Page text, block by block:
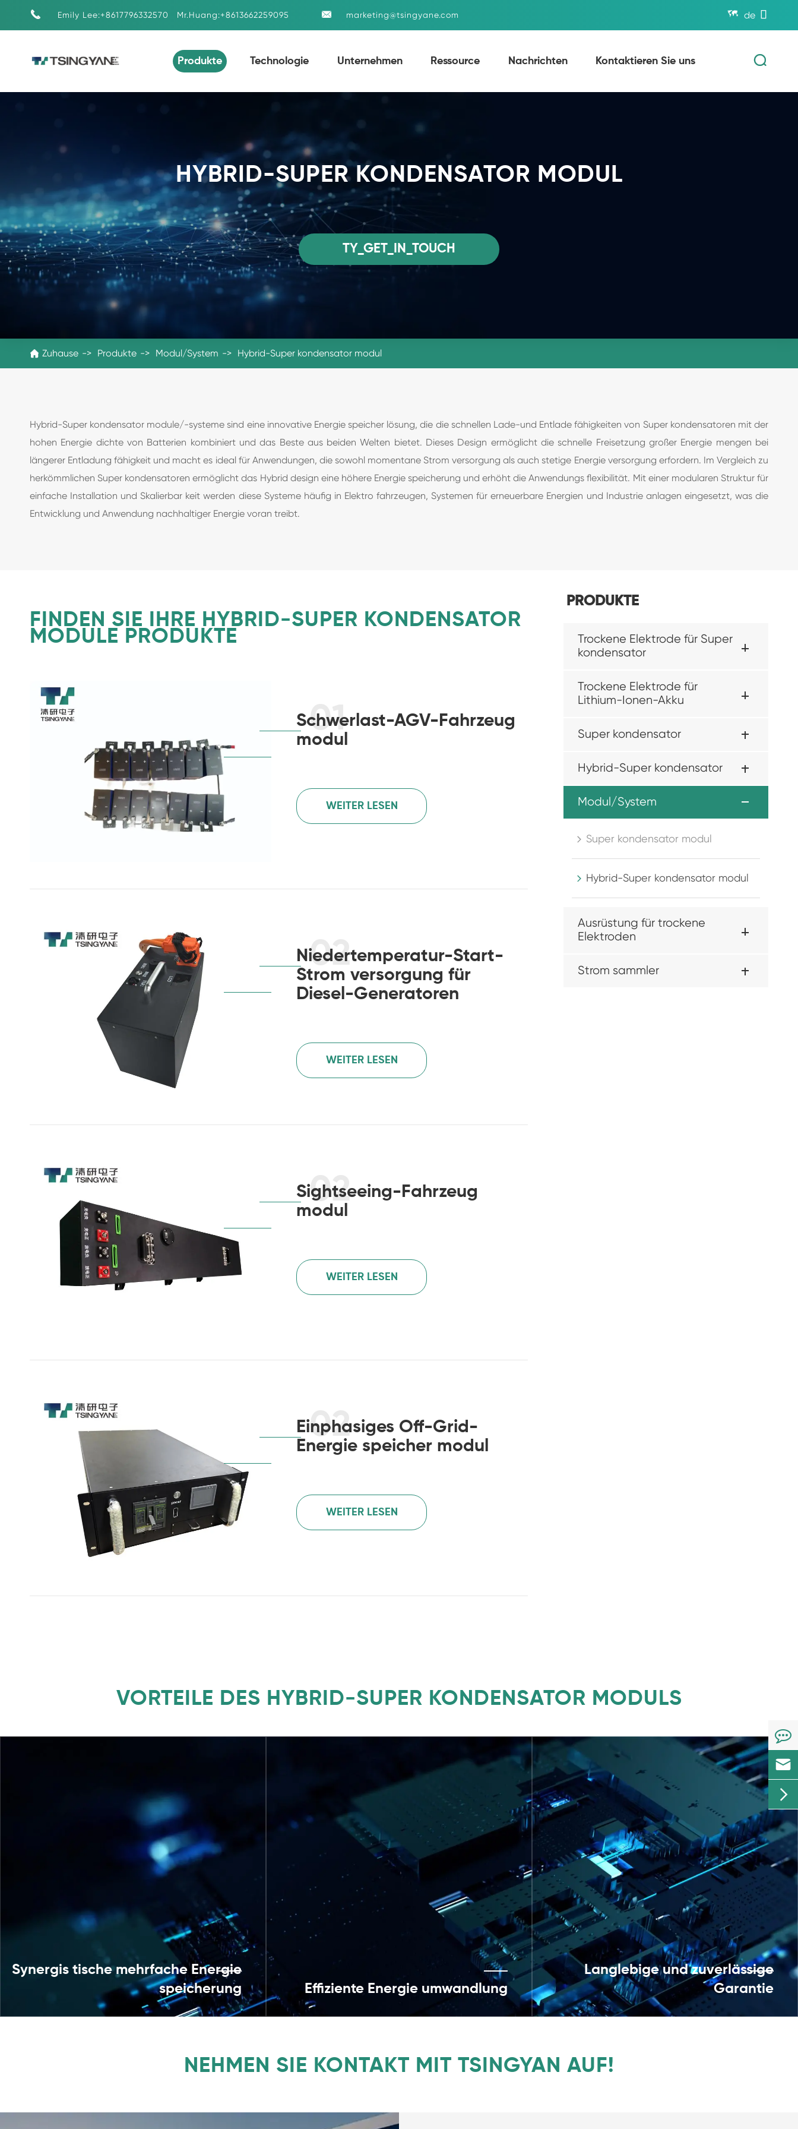
 Emily Lee:+8617796332570 Mr.Huang:+8613662259095  marketing@tsingyane.com  de 
Produkte Technologie Unternehmen Ressource Nachrichten Kontaktieren Sie uns 
HYBRID-SUPER KONDENSATOR MODUL
TY_GET_IN_TOUCH
 Zuhause Produkte Modul/System Hybrid-Super kondensator modul
Hybrid-Super kondensator module/-systeme sind eine innovative Energie speicher lösung, die die schnellen Lade-und Entlade fähigkeiten von Super kondensatoren mit der
hohen Energie dichte von Batterien kombiniert und das Beste aus beiden Welten bietet. Dieses Design ermöglicht die schnelle Freisetzung großer Energie mengen bei
längerer Entladung fähigkeit und macht es ideal für Anwendungen, die sowohl momentane Strom versorgung als auch stetige Energie versorgung erfordern. Im Vergleich zu
herkömmlichen Super kondensatoren ermöglicht das Hybrid design eine höhere Energie speicherung und erhöht die Anwendungs flexibilität. Mit einer modularen Struktur für
einfache Installation und Skalierbar keit werden diese Systeme häufig in Elektro fahrzeugen, Systemen für erneuerbare Energien und Industrie anlagen eingesetzt, was die
Entwicklung und Anwendung nachhaltiger Energie voran treibt.
FINDEN SIE IHRE HYBRID-SUPER KONDENSATOR
MODULE PRODUKTE
01
Schwerlast-AGV-Fahrzeug
modul
WEITER LESEN
02
Niedertemperatur-Start-
Strom versorgung für
Diesel-Generatoren
WEITER LESEN
02
Sightseeing-Fahrzeug
modul
WEITER LESEN
02
Einphasiges Off-Grid-
Energie speicher modul
WEITER LESEN
PRODUKTE
Trockene Elektrode für Super
kondensator
Trockene Elektrode für
Lithium-Ionen-Akku
Super kondensator
Hybrid-Super kondensator
Modul/System
 Super kondensator modul
 Hybrid-Super kondensator modul
Ausrüstung für trockene
Elektroden
Strom sammler
VORTEILE DES HYBRID-SUPER KONDENSATOR MODULS
Synergis tische mehrfache Energie
speicherung
Effiziente Energie umwandlung
Langlebige und zuverlässige
Garantie
NEHMEN SIE KONTAKT MIT TSINGYAN AUF!

